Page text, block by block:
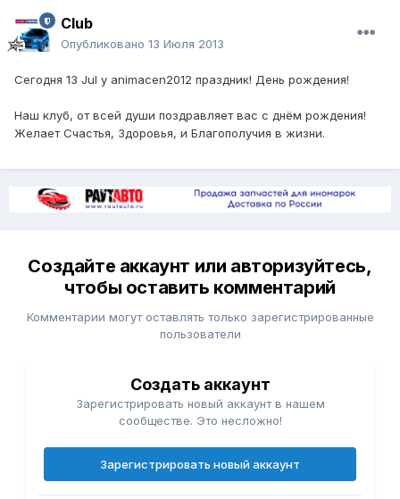
Club
Опубликовано 13 Июля 2013
Сегодня 13 Jul у animacen2012 праздник! День рождения!
Наш клуб, от всей души поздравляет вас с днём рождения!
Желает Счастья, Здоровья, и Благополучия в жизни.
Создайте аккаунт или авторизуйтесь,
чтобы оставить комментарий
Комментарии могут оставлять только зарегистрированные
пользователи
Создать аккаунт
Зарегистрировать новый аккаунт в нашем
сообществе. Это несложно!
Зарегистрировать новый аккаунт